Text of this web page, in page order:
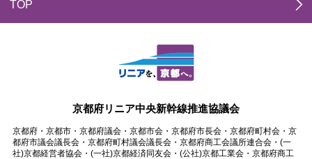
TOP
京都府リニア中央新幹線推進協議会
京都府・京都市・京都府議会・京都市会・京都府市長会・京都府町村会・京
都府市議会議長会・京都府町村議会議長会・京都府商工会議所連合会・(一
社)京都経営者協会・(一社)京都経済同友会・(公社)京都工業会・京都府商工